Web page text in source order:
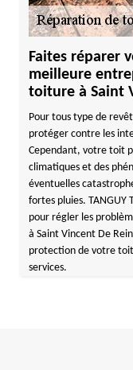
Faites réparer
meilleure
toiture à Saint
Pour tous type de
protéger contre les
Cependant, votre toit
climatiques et des
éventuelles
fortes pluies. TANGUY
pour régler les
à Saint Vincent De
protection de votre
services.